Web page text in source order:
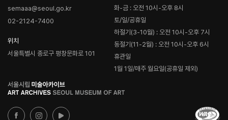
semaaa@seoul.go.kr
02-2124-7400
위치
서울특별시 종로구 평창문화로 101
화-금 : 오전 10시-오후 8시
토/일/공휴일
하절기(3-10월) : 오전 10시-오후 7시
동절기(11-2월) : 오전 10시-오후 6시
휴관일
1월 1일/매주 월요일(공휴일 제외)
로
고